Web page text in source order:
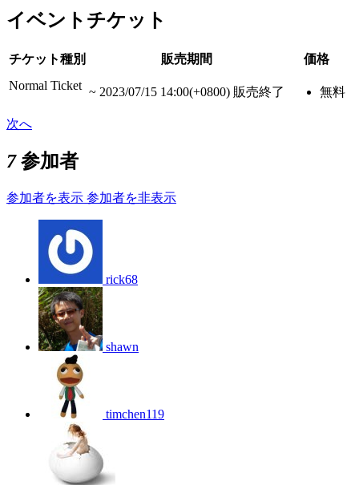
イベントチケット
チケット種別 販売期間
価格
Normal Ticket ~ 2023/07/15 14:00(+0800) 販売終了 無料
次へ
7参加者
参加者を表示 参加者を非表示
rick68
shawn
timchen119